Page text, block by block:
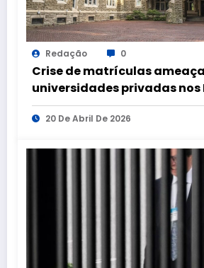
Redação 0
Crise de matrículas ameaça
universidades privadas nos
20 De Abril De 2026